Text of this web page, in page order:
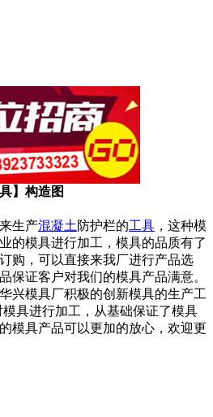
】构造图
生产混凝土 防护栏的工具 ，这种模
的模具进行加工，模具的品质有了
购，可以直接来我厂进行产品选
保证客户对我们的模具产品满意。
兴模具厂积极的创新模具的生产工
具进行加工，从基础保证了模具
模具产品可以更加的放心，欢迎更